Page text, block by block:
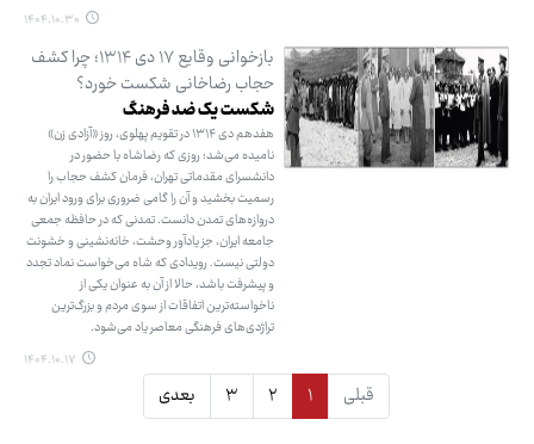
۱۴۰۴.۱۰.۳۰
بازخوانی وقایع ۱۷ دی ۱۳۱۴؛ چرا کشف
حجاب رضاخانی شکست خورد؟
شکست یک ضد فرهنگ
هفدهم دی ۱۳۱۴ در تقویم پهلوی، روز «آزادی زن»
نامیده می‌شد؛ روزی که رضاشاه با حضور در
دانشسرای مقدماتی تهران، فرمان کشف حجاب را
رسمیت بخشید و آن را گامی ضروری برای ورود ایران به
دروازه‌های تمدن دانست. تمدنی که در حافظه جمعی
جامعه ایران، جز یادآور وحشت، خانه‌نشینی و خشونت
دولتی نیست. رویدادی که شاه می‌خواست نماد تجدد
و پیشرفت باشد، حالا از آن به عنوان یکی از
ناخواسته‌ترین اتفاقات از سوی مردم و بزرگ‌ترین
تراژدی‌های فرهنگی معاصر یاد می‌شود.
۱۴۰۴.۱۰.۱۷
قبلی ۱ ۲ ۳ بعدی